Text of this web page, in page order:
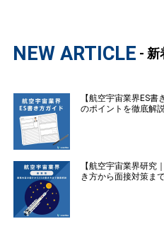
NEW ARTICLE - 新
【航空宇宙業界ES
のポイントを徹底解説
【航空宇宙業界研究
き方から面接対策ま